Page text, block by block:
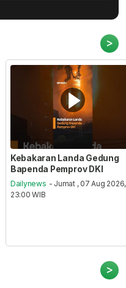
>
Kebakaran Landa Gedung
Bapenda Pemprov DKI
Dailynews - Jumat , 07 Aug 2026,
23:00 WIB
>